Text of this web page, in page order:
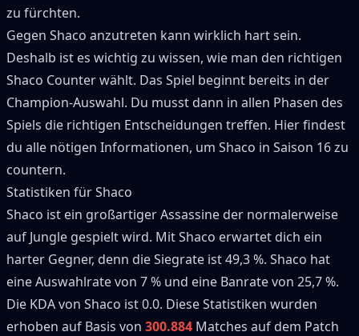
zu fürchten.
Gegen Shaco anzutreten kann wirklich hart sein.
Deshalb ist es wichtig zu wissen, wie man den richtigen
Shaco Counter wählt. Das Spiel beginnt bereits in der
Champion-Auswahl. Du musst dann in allen Phasen des
Spiels die richtigen Entscheidungen treffen. Hier findest
du alle nötigen Informationen, um Shaco in Saison 16zu
countern.
Statistiken fürShaco
Shaco ist ein großartigerAssassine der normalerweise
auf Jungle gespielt wird. MitShaco erwartet dich ein
harter Gegner, denn die Siegrate ist49,3 %. Shaco hat
eine Auswahlrate von 7 % und eine Banrate von 25,7 %.
Die KDA von Shaco ist 0.0. Diese Statistiken wurden
erhoben auf Basis von 300.884 Matches auf dem Patch